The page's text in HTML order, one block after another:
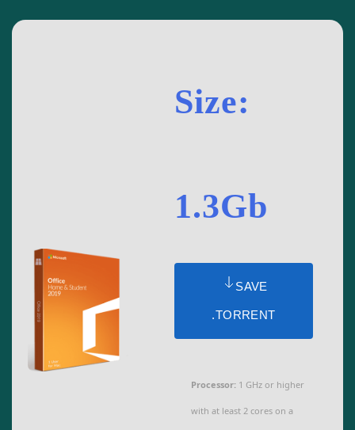
Size:
1.3Gb
SAVE
.TORRENT
Processor: 1 GHz or higher
with at least 2 cores on a